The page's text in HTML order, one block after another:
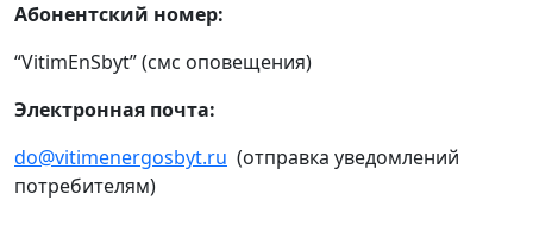
Абонентский номер:
“VitimEnSbyt” (смс оповещения)
Электронная почта:
do@vitimenergosbyt.ru (отправка уведомлений
потребителям)